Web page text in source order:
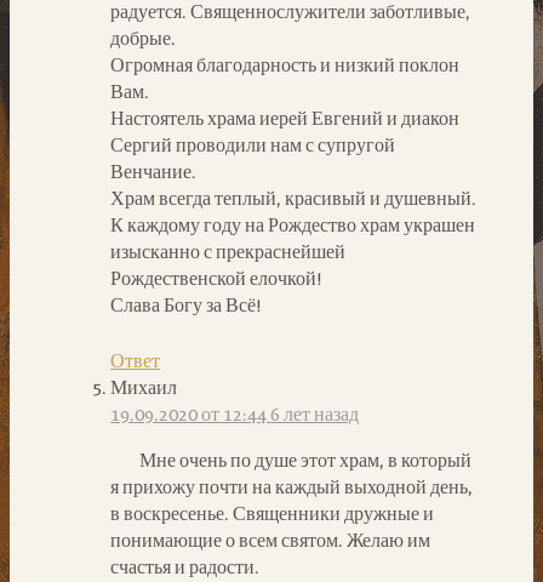
радуется. Священнослужители заботливые,
добрые.
Огромная благодарность и низкий поклон
Вам.
Настоятель храма иерей Евгений и диакон
Сергий проводили нам с супругой
Венчание.
Храм всегда теплый, красивый и душевный.
К каждому году на Рождество храм украшен
изысканно с прекраснейшей
Рождественской елочкой!
Слава Богу за Всё!
Ответ
Михаил
19.09.2020 от 12:446 лет назад
Мне очень по душе этот храм, в который
я прихожу почти на каждый выходной день,
в воскресенье. Священники дружные и
понимающие о всем святом. Желаю им
счастья и радости.